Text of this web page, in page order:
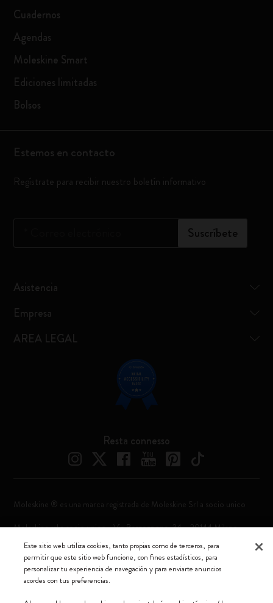
Cuadernos
Agendas
Moleskine Smart
Ediciones limitadas
Bolsos
Estemos en contacto
Regístrate para recibir nuestro boletín informativo
Suscríbete
Asistencia
Empresa
AREA LEGAL
Resta connesso
Aceptamos
Moleskine ® es una marca registrada de Moleskine Srl a socio unico
Moleskine srl a socio unico - Via Bergognone, 34 – 20144 Milano -
Soc. €2.181.513,42
Este sitio web utiliza cookies, tanto propias como de terceros, para
permitir que este sitio web funcione, con fines estadísticos, para
personalizar tu experiencia de navegación y para enviarte anuncios
acordes con tus preferencias.